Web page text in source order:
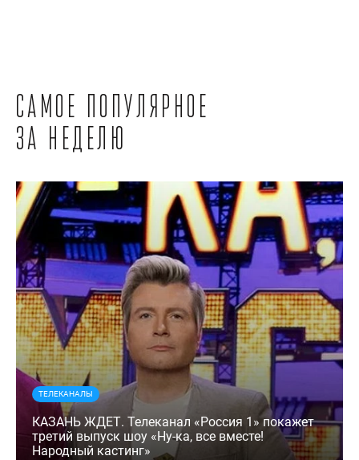
Самое популярное
за неделю
ТЕЛЕКАНАЛЫ
КАЗАНЬ ЖДЕТ. Телеканал «Россия 1» покажет
третий выпуск шоу «Ну-ка, все вместе!
Народный кастинг»